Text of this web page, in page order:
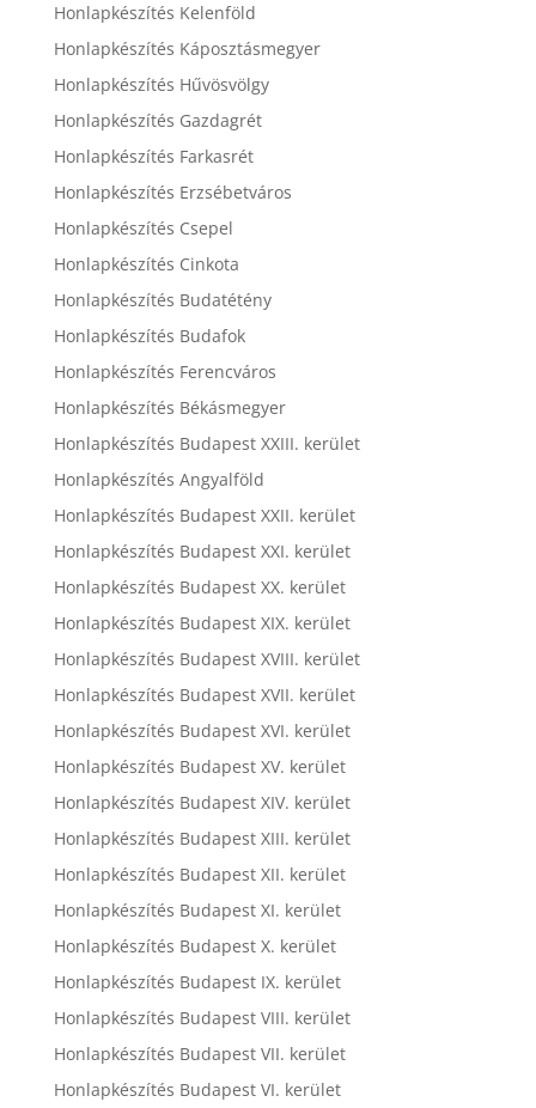
Honlapkészítés Kelenföld
Honlapkészítés Káposztásmegyer
Honlapkészítés Hűvösvölgy
Honlapkészítés Gazdagrét
Honlapkészítés Farkasrét
Honlapkészítés Erzsébetváros
Honlapkészítés Csepel
Honlapkészítés Cinkota
Honlapkészítés Budatétény
Honlapkészítés Budafok
Honlapkészítés Ferencváros
Honlapkészítés Békásmegyer
Honlapkészítés Budapest XXIII. kerület
Honlapkészítés Angyalföld
Honlapkészítés Budapest XXII. kerület
Honlapkészítés Budapest XXI. kerület
Honlapkészítés Budapest XX. kerület
Honlapkészítés Budapest XIX. kerület
Honlapkészítés Budapest XVIII. kerület
Honlapkészítés Budapest XVII. kerület
Honlapkészítés Budapest XVI. kerület
Honlapkészítés Budapest XV. kerület
Honlapkészítés Budapest XIV. kerület
Honlapkészítés Budapest XIII. kerület
Honlapkészítés Budapest XII. kerület
Honlapkészítés Budapest XI. kerület
Honlapkészítés Budapest X. kerület
Honlapkészítés Budapest IX. kerület
Honlapkészítés Budapest VIII. kerület
Honlapkészítés Budapest VII. kerület
Honlapkészítés Budapest VI. kerület